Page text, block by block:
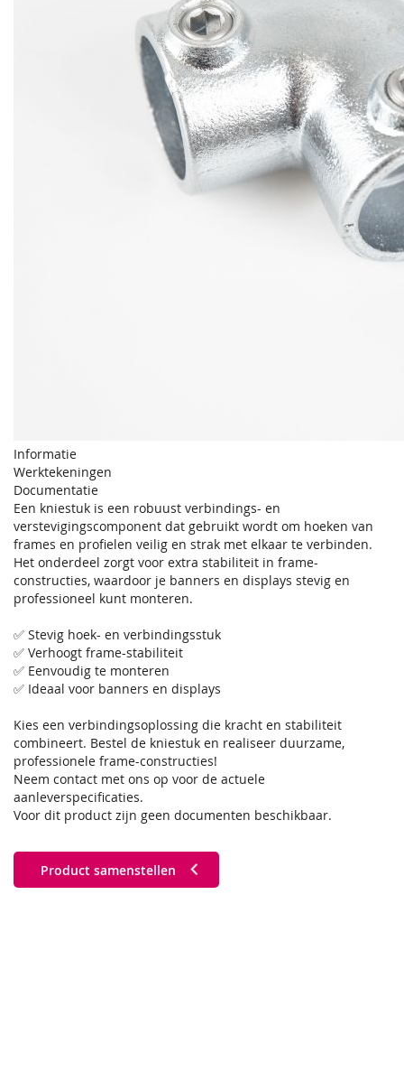
Informatie
Werktekeningen
Documentatie
Een kniestuk is een robuust verbindings- en
verstevigingscomponent dat gebruikt wordt om hoeken van
frames en profielen veilig en strak met elkaar te verbinden.
Het onderdeel zorgt voor extra stabiliteit in frame-
constructies, waardoor je banners en displays stevig en
professioneel kunt monteren.
✅ Stevig hoek- en verbindingsstuk
✅ Verhoogt frame-stabiliteit
✅ Eenvoudig te monteren
✅ Ideaal voor banners en displays
Kies een verbindingsoplossing die kracht en stabiliteit
combineert. Bestel de kniestuk en realiseer duurzame,
professionele frame-constructies!
Neem contact met ons op voor de actuele
aanleverspecificaties.
Voor dit product zijn geen documenten beschikbaar.
Product samenstellen